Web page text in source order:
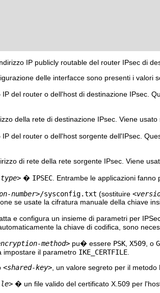
IP publicly routable del router IPsec di
delle interfacce sono presenti i valori
del router o dell'host di destinazione IPsec.
della rete di destinazione IPsec. Viene
del router o dell'host sorgente dell'IPsec.
di rete della rete sorgente IPsec. Viene
� IPSEC . Entrambe le applicazioni
number>/sysconfig.txt (sostituire
se usate la cifratura manuale della chiave
e configura un insieme di parametri per
la chiave di codifica, sono
method> pu� essere PSK X509 , o
impostare il parametro IKE_CERTFILE
<shared-key> , un valore segreto per il metodo
� un file valido del certificato X.509 per